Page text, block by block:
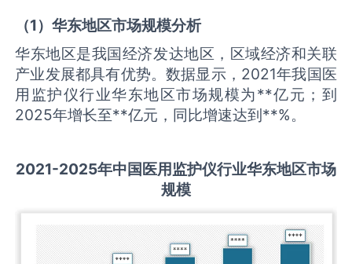
（1）华东地区市场规模分析
华东地区是我国经济发达地区，区域经济和关联
产业发展都具有优势。数据显示，2021年我国医
用监护仪行业华东地区市场规模为**亿元；到
2025年增长至**亿元，同比增速达到**%。
2021-2025年中国医用监护仪行业华东地区市场
规模